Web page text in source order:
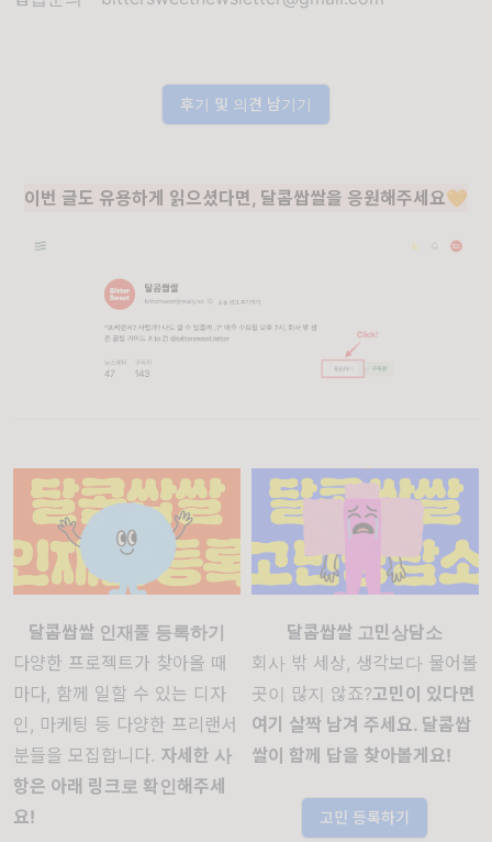
후기 및 의견 남기기
이번 글도 유용하게 읽으셨다면, 달콤쌉쌀을 응원해주세요🧡
달콤쌉쌀 인재풀 등록하기
다양한 프로젝트가 찾아올 때
마다, 함께 일할 수 있는 디자
인, 마케팅 등 다양한 프리랜서
분들을 모집합니다. 자세한 사
항은 아래 링크로 확인해주세
요!
달콤쌉쌀 고민상담소
회사 밖 세상, 생각보다 물어볼
곳이 많지 않죠?고민이 있다면
여기 살짝 남겨 주세요. 달콤쌉
쌀이 함께 답을 찾아볼게요!
고민 등록하기